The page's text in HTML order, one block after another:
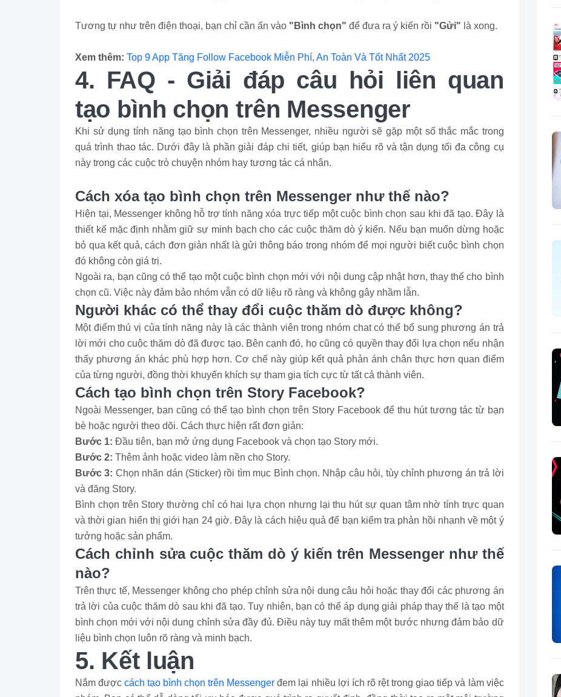
Tương tự như trên điện thoại, bạn chỉ cần ấn vào "Bình chọn" để đưa ra ý kiến rồi "Gửi" là xong.
Xem thêm: Top 9 App Tăng Follow Facebook Miễn Phí, An Toàn Và Tốt Nhất 2025
4. FAQ - Giải đáp câu hỏi liên quan
tạo bình chọn trên Messenger
Khi sử dụng tính năng tạo bình chọn trên Messenger, nhiều người sẽ gặp một số thắc mắc trong
quá trình thao tác. Dưới đây là phần giải đáp chi tiết, giúp bạn hiểu rõ và tận dụng tối đa công cụ
này trong các cuộc trò chuyện nhóm hay tương tác cá nhân.
Cách xóa tạo bình chọn trên Messenger như thế nào?
Hiện tại, Messenger không hỗ trợ tính năng xóa trực tiếp một cuộc bình chọn sau khi đã tạo. Đây là
thiết kế mặc định nhằm giữ sự minh bạch cho các cuộc thăm dò ý kiến. Nếu bạn muốn dừng hoặc
bỏ qua kết quả, cách đơn giản nhất là gửi thông báo trong nhóm để mọi người biết cuộc bình chọn
đó không còn giá trị.
Ngoài ra, bạn cũng có thể tạo một cuộc bình chọn mới với nội dung cập nhật hơn, thay thế cho bình
chọn cũ. Việc này đảm bảo nhóm vẫn có dữ liệu rõ ràng và không gây nhầm lẫn.
Người khác có thể thay đổi cuộc thăm dò được không?
Một điểm thú vị của tính năng này là các thành viên trong nhóm chat có thể bổ sung phương án trả
lời mới cho cuộc thăm dò đã được tạo. Bên cạnh đó, họ cũng có quyền thay đổi lựa chọn nếu nhận
thấy phương án khác phù hợp hơn. Cơ chế này giúp kết quả phản ánh chân thực hơn quan điểm
của từng người, đồng thời khuyến khích sự tham gia tích cực từ tất cả thành viên.
Cách tạo bình chọn trên Story Facebook?
Ngoài Messenger, bạn cũng có thể tạo bình chọn trên Story Facebook để thu hút tương tác từ bạn
bè hoặc người theo dõi. Cách thực hiện rất đơn giản:
Bước 1: Đầu tiên, bạn mở ứng dụng Facebook và chọn tạo Story mới.
Bước 2: Thêm ảnh hoặc video làm nền cho Story.
Bước 3: Chọn nhãn dán (Sticker) rồi tìm mục Bình chọn. Nhập câu hỏi, tùy chỉnh phương án trả lời
và đăng Story.
Bình chọn trên Story thường chỉ có hai lựa chọn nhưng lại thu hút sự quan tâm nhờ tính trực quan
và thời gian hiển thị giới hạn 24 giờ. Đây là cách hiệu quả để bạn kiểm tra phản hồi nhanh về một ý
tưởng hoặc sản phẩm.
Cách chỉnh sửa cuộc thăm dò ý kiến trên Messenger như thế
nào?
Trên thực tế, Messenger không cho phép chỉnh sửa nội dung câu hỏi hoặc thay đổi các phương án
trả lời của cuộc thăm dò sau khi đã tạo. Tuy nhiên, bạn có thể áp dụng giải pháp thay thế là tạo một
bình chọn mới với nội dung chỉnh sửa đầy đủ. Điều này tuy mất thêm một bước nhưng đảm bảo dữ
liệu bình chọn luôn rõ ràng và minh bạch.
5. Kết luận
Nắm đượccách tạo bình chọn trên Messenger đem lại nhiều lợi ích rõ rệt trong giao tiếp và làm việc